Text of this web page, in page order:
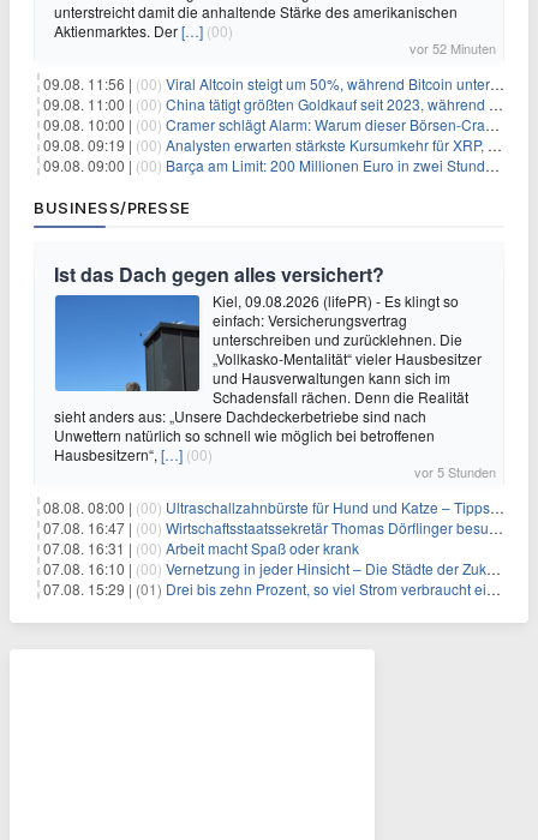
unterstreicht damit die anhaltende Stärke des amerikanischen
Aktienmarktes. Der[…] (00)
vor 52 Minuten
09.08. 11:56 | (00) Viral Altcoin steigt um 50%, während Bitcoin unter $65.000 fällt
09.08. 11:00 | (00) China tätigt größten Goldkauf seit 2023, während Goldpreis um 8% steigt
09.08. 10:00 | (00) Cramer schlägt Alarm: Warum dieser Börsen-Crash die beste Einstiegschance seit Monaten ist
09.08. 09:19 | (00) Analysten erwarten stärkste Kursumkehr für XRP, während Polymarket skeptisch bleibt
09.08. 09:00 | (00) Barça am Limit: 200 Millionen Euro in zwei Stunden – warum dieser Schuldentrip hochgefährlich wird
BUSINESS/PRESSE
Ist das Dach gegen alles versichert?
Kiel, 09.08.2026 (lifePR) - Es klingt so
einfach: Versicherungsvertrag
unterschreiben und zurücklehnen. Die
„Vollkasko-Mentalität“ vieler Hausbesitzer
und Hausverwaltungen kann sich im
Schadensfall rächen. Denn die Realität
sieht anders aus: „Unsere Dachdeckerbetriebe sind nach
Unwettern natürlich so schnell wie möglich bei betroffenen
Hausbesitzern“, […] (00)
vor 5 Stunden
08.08. 08:00 | (00) Ultraschallzahnbürste für Hund und Katze – Tipps zur erfolgreichen Eingewöhnung
07.08. 16:47 | (00) Wirtschaftsstaatssekretär Thomas Dörflinger besucht Handwerksbetrieb im Kammerbezirk Freiburg
07.08. 16:31 | (00) Arbeit macht Spaß oder krank
07.08. 16:10 | (00) Vernetzung in jeder Hinsicht – Die Städte der Zukunft sind grün-blau
07.08. 15:29 | (01) Drei bis zehn Prozent, so viel Strom verbraucht ein Aufzug im Gebäude